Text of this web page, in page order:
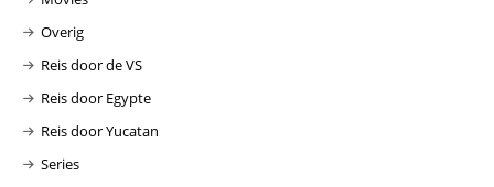
Overig
Reis door de VS
Reis door Egypte
Reis door Yucatan
Series